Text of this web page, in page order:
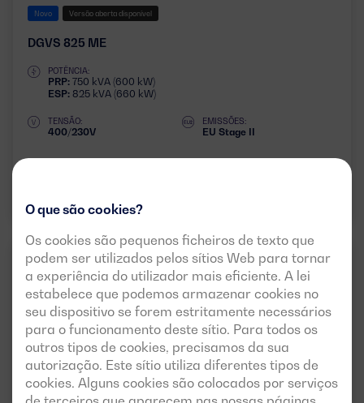
O que são cookies?
Os cookies são pequenos ficheiros de texto que
podem ser utilizados pelos sítios Web para tornar
a experiência do utilizador mais eficiente. A lei
estabelece que podemos armazenar cookies no
seu dispositivo se forem estritamente necessários
para o funcionamento deste sítio. Para todos os
outros tipos de cookies, precisamos da sua
autorização. Este sítio utiliza diferentes tipos de
cookies. Alguns cookies são colocados por serviços
Novo Versão aberta disponível
DGVS 825 ME
POTÊNCIA:
PRP: 750 kVA (600 kW)
ESP: 825 kVA (660 kW)
TENSÃO:
400/230V
EMISSÕES:
EU Stage II
MÉDIA POTÊNCIA (DE 30
KVA A 825 KVA)
50HZ 3 FASES